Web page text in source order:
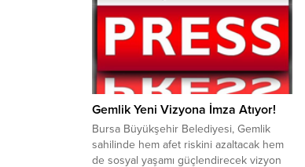
maliyetlerindeki büyük artışlarnedeniyle
zor günler yaşayan hayvan üreticilerine
Eskişehir Büyükşehir Belediyesi
tarafındanbüyük moral olan destekler
devam ediyor.Üreticilerden gelen talep
ve Sivrihisar...
Gemlik Yeni Vizyona İmza Atıyor!
Bursa Büyükşehir Belediyesi, Gemlik
sahilinde hem afet riskini azaltacak hem
de sosyal yaşamı güçlendirecek vizyon